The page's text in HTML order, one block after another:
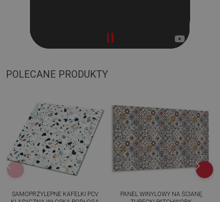
POLECANE PRODUKTY
SAMOPRZYLEPNE KAFELKI PCV
PANEL WINYLOWY NA ŚCIANĘ